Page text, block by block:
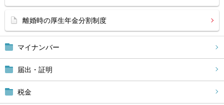
マイナンバー
届出・証明
税金
離婚時の厚生年金分割制度